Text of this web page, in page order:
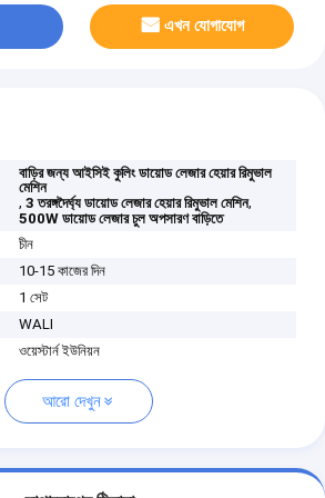
এখন যোগাযোগ
বাড়ির জন্য আইসিই কুলিং ডায়োড লেজার হেয়ার রিমুভাল
মেশিন
,3 তরঙ্গদৈর্ঘ্য ডায়োড লেজার হেয়ার রিমুভাল মেশিন,
500W ডায়োড লেজার চুল অপসারণ বাড়িতে
চীন
10-15 কাজের দিন
1 সেট
WALI
ওয়েস্টার্ন ইউনিয়ন
আরো দেখুন